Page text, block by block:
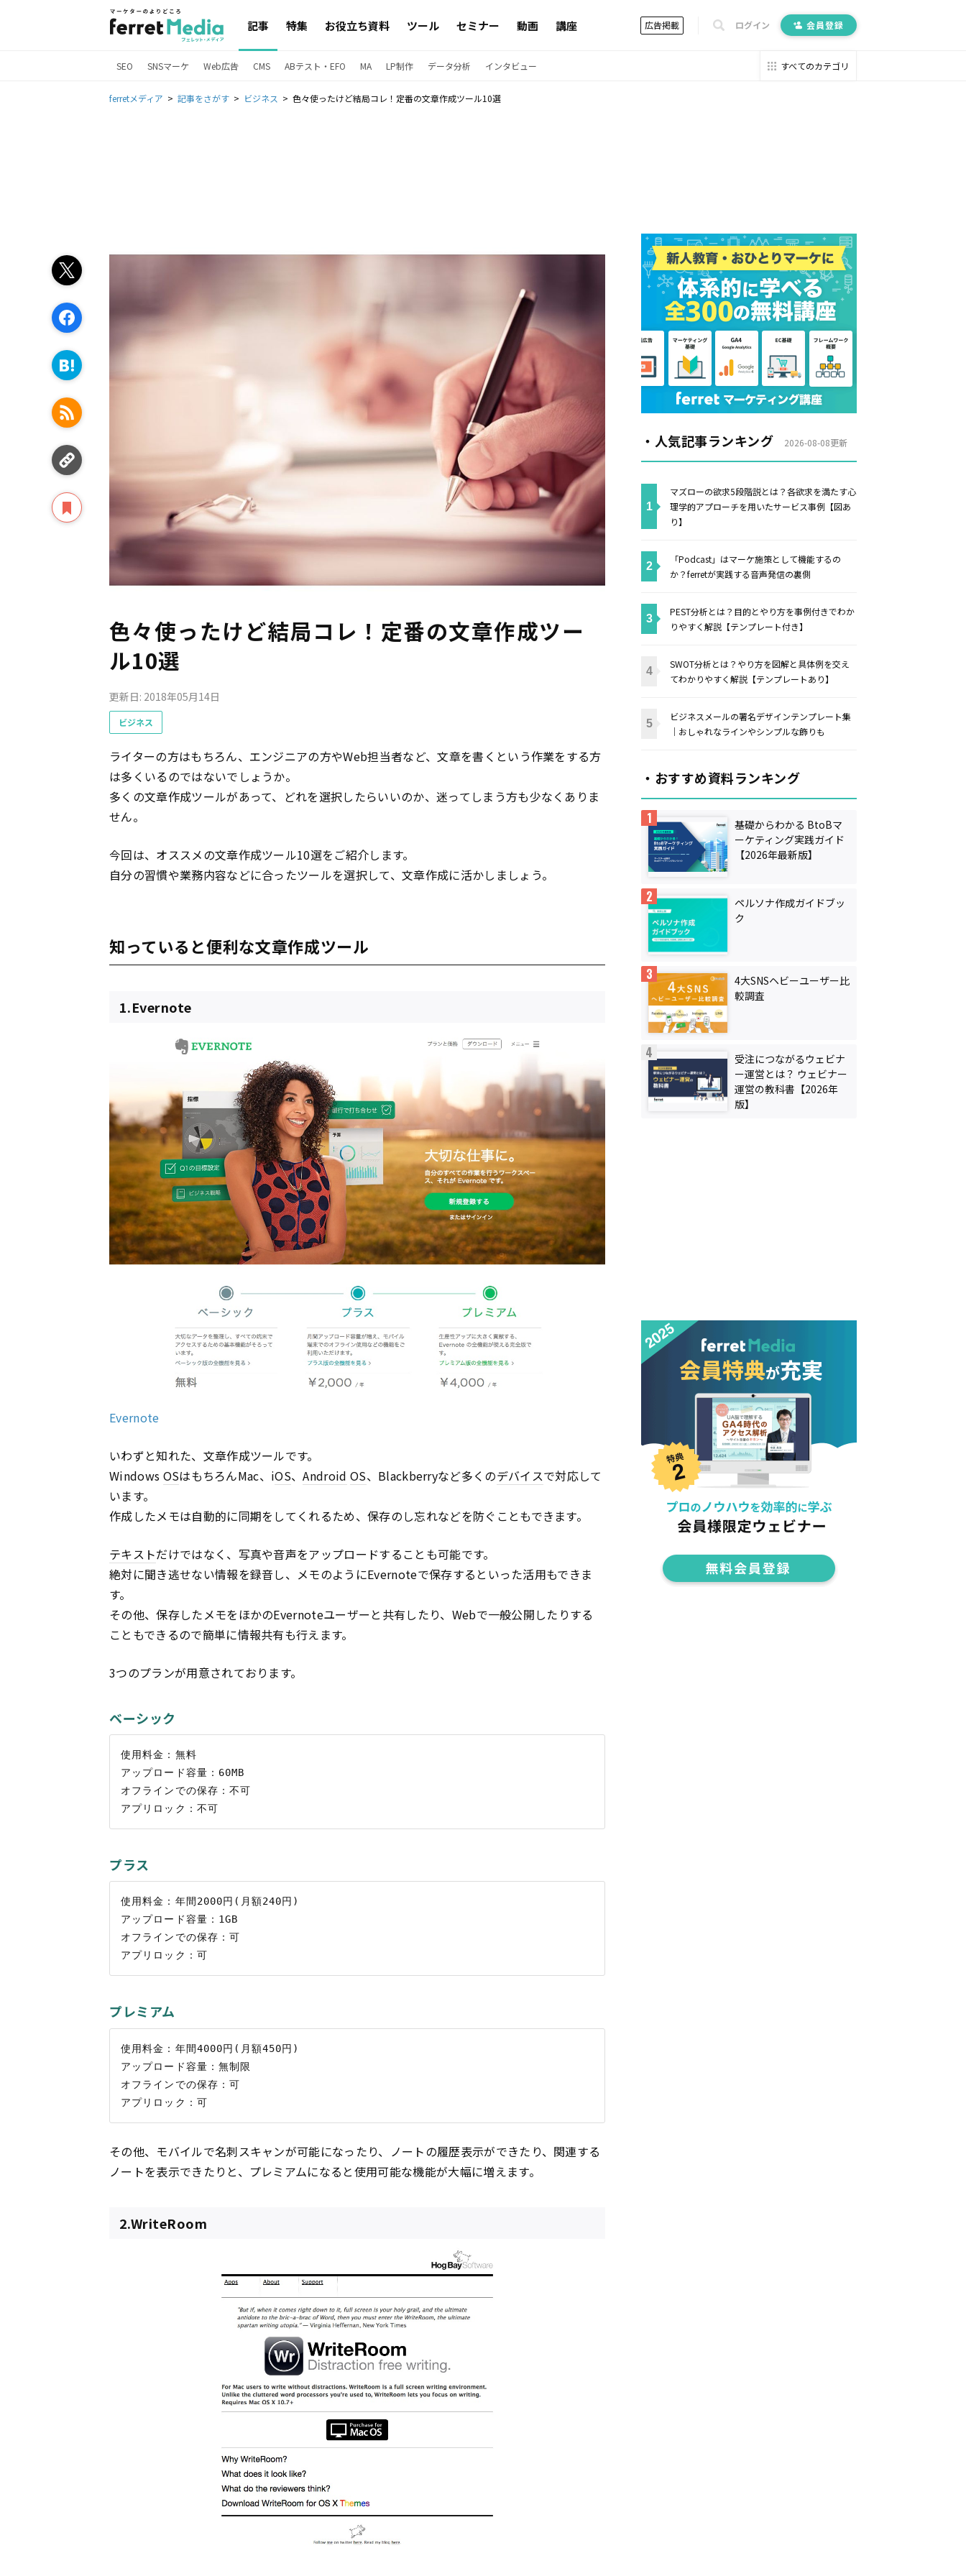
記事 特集 お役立ち資料 ツール セミナー 動画 講座 広告掲載 ログイン 会員登録
SEO SNSマーケ Web広告 CMS ABテスト・EFO MA LP制作 データ分析 インタビュー すべてのカテゴリ
ferretメディア 記事をさがす ビジネス 色々使ったけど結局コレ！定番の文章作成ツール10選
色々使ったけど結局コレ！定番の文章作成ツー
ル10選
更新日: 2018年05月14日
ビジネス
ライターの方はもちろん、エンジニアの方やWeb担当者など、文章を書くという作業をする方
は多くいるのではないでしょうか。
多くの文章作成ツールがあって、どれを選択したらいいのか、迷ってしまう方も少なくありま
せん。
今回は、オススメの文章作成ツール10選をご紹介します。
自分の習慣や業務内容などに合ったツールを選択して、文章作成に活かしましょう。
知っていると便利な文章作成ツール
1.Evernote
Evernote
いわずと知れた、文章作成ツールです。
Windows OSはもちろんMac、iOS、Android OS、Blackberryなど多くのデバイスで対応して
います。
作成したメモは自動的に同期をしてくれるため、保存のし忘れなどを防ぐこともできます。
テキストだけではなく、写真や音声をアップロードすることも可能です。
絶対に聞き逃せない情報を録音し、メモのようにEvernoteで保存するといった活用もできま
す。
その他、保存したメモをほかのEvernoteユーザーと共有したり、Webで一般公開したりする
こともできるので簡単に情報共有も行えます。
3つのプランが用意されております。
ベーシック
使用料金：無料
アップロード容量：60MB
オフラインでの保存：不可
プラス
使用料金：年間2000円(月額240円)
アップロード容量：1GB
オフラインでの保存：可
プレミアム
使用料金：年間4000円(月額450円)
アップロード容量：無制限
オフラインでの保存：可
その他、モバイルで名刺スキャンが可能になったり、ノートの履歴表示ができたり、関連する
ノートを表示できたりと、プレミアムになると使用可能な機能が大幅に増えます。
2.WriteRoom
・人気記事ランキング 2026-08-08更新
マズローの欲求5段階説とは？各欲求を満たす心
理学的アプローチを用いたサービス事例【図あ
り】
「Podcast」はマーケ施策として機能するの
か？ferretが実践する音声発信の裏側
PEST分析とは？目的とやり方を事例付きでわか
りやすく解説【テンプレート付き】
SWOT分析とは？やり方を図解と具体例を交え
てわかりやすく解説【テンプレートあり】
ビジネスメールの署名デザインテンプレート集
｜おしゃれなラインやシンプルな飾りも
・おすすめ資料ランキング
基礎からわかる BtoBマ
ーケティング実践ガイド
【2026年最新版】
ペルソナ作成ガイドブッ
ク
4大SNSヘビーユーザー比
較調査
受注につながるウェビナ
ー運営とは？ ウェビナー
運営の教科書【2026年
版】